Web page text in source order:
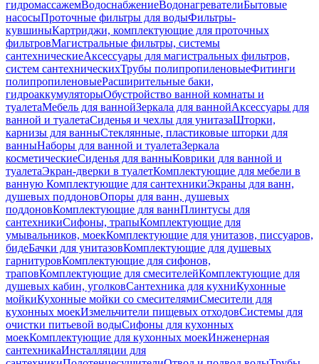
гидромассажемВодоснабжениеВодонагревателиБытовые
насосыПроточные фильтры для водыФильтры-
кувшиныКартриджи, комплектующие для проточных
фильтровМагистральные фильтры, системы
сантехническиеАксессуары для магистральных фильтров,
систем сантехническихТрубы полипропиленовыеФитинги
полипропиленовыеРасширительные баки,
гидроаккумуляторыОбустройство ванной комнаты и
туалетаМебель для ваннойЗеркала для ваннойАксессуары для
ванной и туалетаСиденья и чехлы для унитазаШторки,
карнизы для ванныСтеклянные, пластиковые шторки для
ванныНаборы для ванной и туалетаЗеркала
косметическиеСиденья для ванныКоврики для ванной и
туалетаЭкран-дверки в туалетКомплектующие для мебели в
ванную Комплектующие для сантехникиЭкраны для ванн,
душевых поддоновОпоры для ванн, душевых
поддоновКомплектующие для ваннПлинтусы для
сантехникиСифоны, трапыКомплектующие для
умывальников, моекКомплектующие для унитазов, писсуаров,
бидеБачки для унитазовКомплектующие для душевых
гарнитуровКомплектующие для сифонов,
траповКомплектующие для смесителейКомплектующие для
душевых кабин, уголковСантехника для кухниКухонные
мойкиКухонные мойки со смесителямиСмесители для
кухонных моекИзмельчители пищевых отходовСистемы для
очистки питьевой водыСифоны для кухонных
моекКомплектующие для кухонных моекИнженерная
сантехникаИнсталляции для